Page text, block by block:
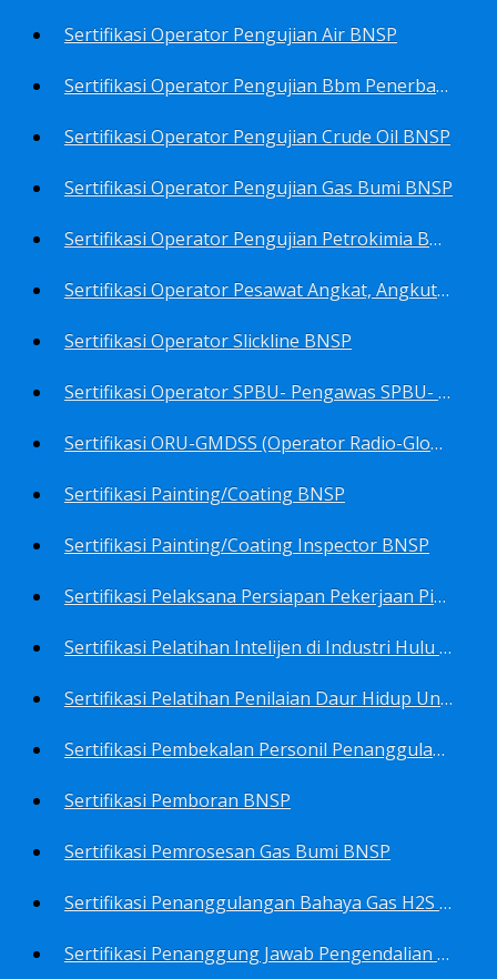
Sertifikasi Operator Pengujian Air BNSP
Sertifikasi Operator Pengujian Bbm Penerbangan Dan Non Penerbangan BNSP
Sertifikasi Operator Pengujian Crude Oil BNSP
Sertifikasi Operator Pengujian Gas Bumi BNSP
Sertifikasi Operator Pengujian Petrokimia BNSP
Sertifikasi Operator Pesawat Angkat, Angkut Dan Juru Ikat Beban BNSP
Sertifikasi Operator Slickline BNSP
Sertifikasi Operator SPBU- Pengawas SPBU- Teknisi SPBU- Teknisi Service Station SPBU BNSP
Sertifikasi ORU-GMDSS (Operator Radio-Global Maritime Distress&Safety System) BNSP
Sertifikasi Painting/Coating BNSP
Sertifikasi Painting/Coating Inspector BNSP
Sertifikasi Pelaksana Persiapan Pekerjaan Pims BNSP
Sertifikasi Pelatihan Intelijen di Industri Hulu Minyak dan Gas Bumi BNSP
Sertifikasi Pelatihan Penilaian Daur Hidup Untuk PROPER (Life Cycle Asssment) BNSP
Sertifikasi Pembekalan Personil Penanggulangan Pencemaran Tingkat On-Scene Commander (IMO Level 2) BNSP
Sertifikasi Pemboran BNSP
Sertifikasi Pemrosesan Gas Bumi BNSP
Sertifikasi Penanggulangan Bahaya Gas H2S BNSP
Sertifikasi Penanggung Jawab Pengendalian Pencemaran Udara BNSP